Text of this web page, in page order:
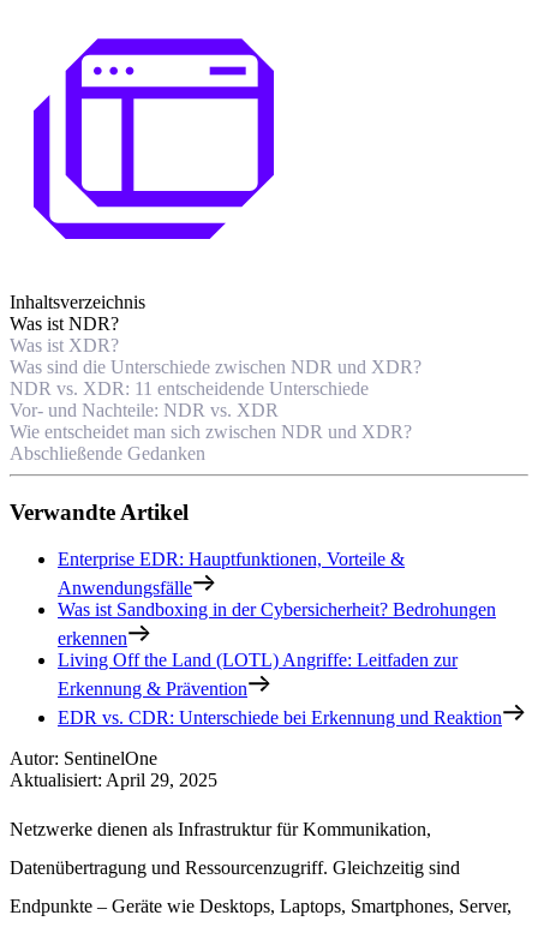
Inhaltsverzeichnis
Was ist NDR?
Was ist XDR?
Was sind die Unterschiede zwischen NDR und XDR?
NDR vs. XDR: 11 entscheidende Unterschiede
Vor- und Nachteile: NDR vs. XDR
Wie entscheidet man sich zwischen NDR und XDR?
Abschließende Gedanken
Verwandte Artikel
Enterprise EDR: Hauptfunktionen, Vorteile &
Anwendungsfälle
Was ist Sandboxing in der Cybersicherheit? Bedrohungen
erkennen
Living Off the Land (LOTL) Angriffe: Leitfaden zur
Erkennung & Prävention
EDR vs. CDR: Unterschiede bei Erkennung und Reaktion
Autor: SentinelOne
Aktualisiert: April 29, 2025
Netzwerke dienen als Infrastruktur für Kommunikation,
Datenübertragung und Ressourcenzugriff. Gleichzeitig sind
Endpunkte – Geräte wie Desktops, Laptops, Smartphones, Server,